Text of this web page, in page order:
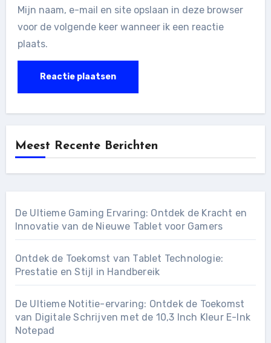
Mijn naam, e-mail en site opslaan in deze browser
voor de volgende keer wanneer ik een reactie
plaats.
Meest Recente Berichten
De Ultieme Gaming Ervaring: Ontdek de Kracht en
Innovatie van de Nieuwe Tablet voor Gamers
Ontdek de Toekomst van Tablet Technologie:
Prestatie en Stijl in Handbereik
De Ultieme Notitie-ervaring: Ontdek de Toekomst
van Digitale Schrijven met de 10,3 Inch Kleur E-Ink
Notepad